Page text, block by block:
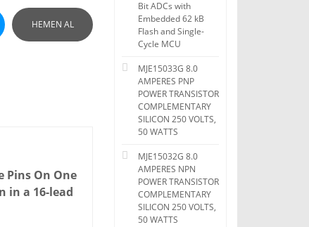
HEMEN AL
Pins On One
in a 16-lead
Bit ADCs with
Embedded 62 kB
Flash and Single-
Cycle MCU
MJE15033G 8.0
AMPERES PNP
POWER TRANSISTOR
COMPLEMENTARY
SILICON 250 VOLTS,
50 WATTS
MJE15032G 8.0
AMPERES NPN
POWER TRANSISTOR
COMPLEMENTARY
SILICON 250 VOLTS,
50 WATTS